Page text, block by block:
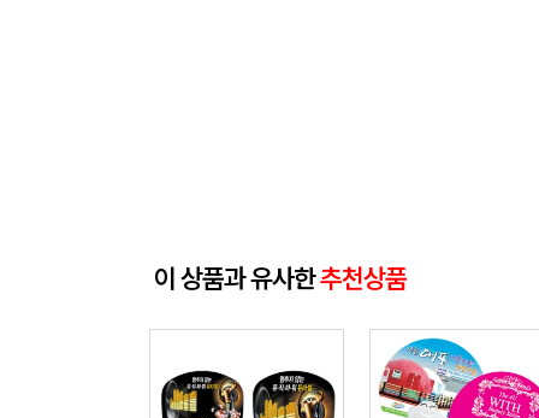
이 상품과 유사한추천상품